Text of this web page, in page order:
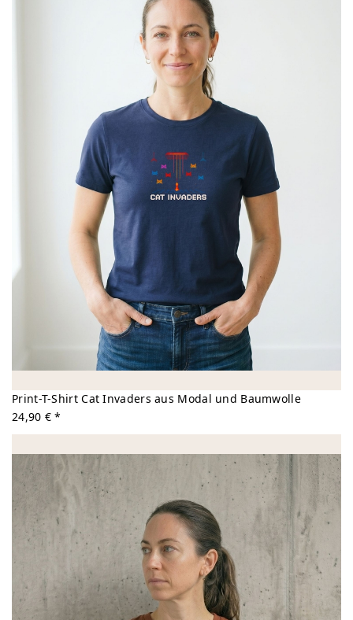
Print-T-Shirt Cat Invaders aus Modal und Baumwolle
24,90 € *